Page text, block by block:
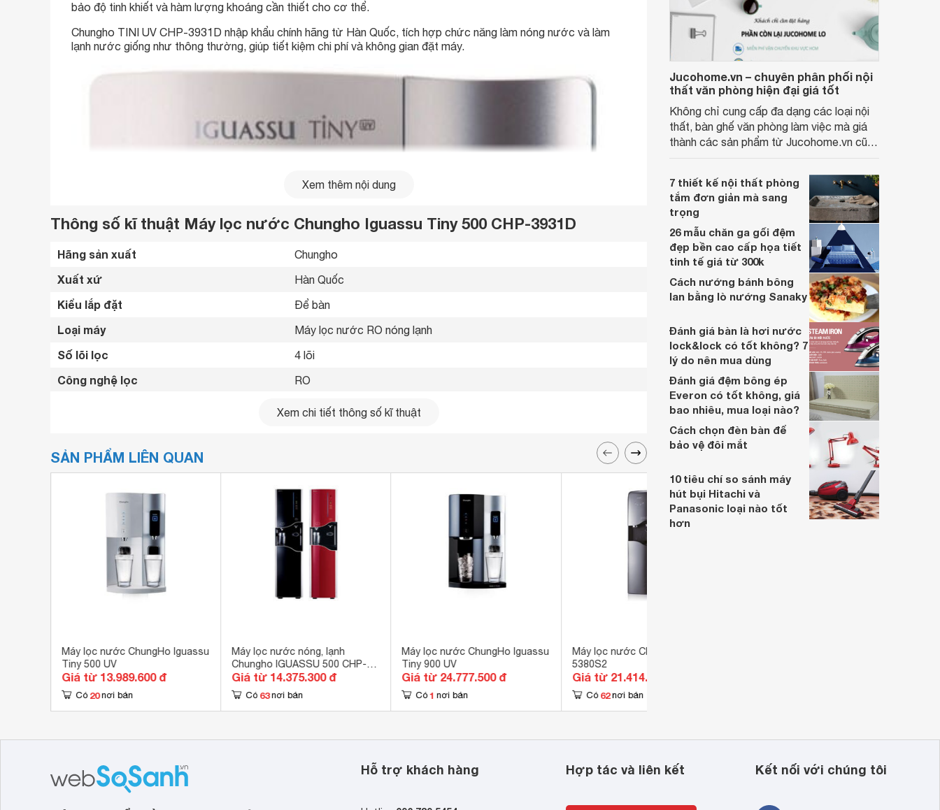
bảo độ tinh khiết và hàm lượng khoáng cần thiết cho cơ thể.
Chungho TINI UV CHP-3931D nhập khẩu chính hãng từ Hàn Quốc, tích hợp chức năng làm nóng nước và làm
lạnh nước giống như thông thường, giúp tiết kiệm chi phí và không gian đặt máy.
Xem thêm nội dung
Thông số kĩ thuật Máy lọc nước Chungho Iguassu Tiny 500 CHP-3931D
Hãng sản xuất Chungho
Xuất xứ Hàn Quốc
Kiểu lắp đặt Để bàn
Loại máy Máy lọc nước RO nóng lạnh
Số lõi lọc 4 lõi
Công nghệ lọc RO
8.2 lít
Công nghệ kháng khuẩn
Chất liệu vỏ tủ Kim loại
Hệ thống làm nóng trực tiếp hoặc gián tiếp
Van chống rò rỉ nước thông minh
Cảm biến mực nước quang học
Công nghệ tuần hoàn nước tự nhiên 24H
Điều khiển bằng cảm ứng
Khối lượng 19.3 kg
Xem chi tiết thông số kĩ thuật
SẢN PHẨM LIÊN QUAN
Máy lọc nước ChungHo Iguassu
Tiny 500 UV
Giá từ 13.989.600 đ
Có 20 nơi bán
Máy lọc nước nóng, lạnh
Chungho IGUASSU 500 CHP-
3720S
Giá từ 14.375.300 đ
Có 63 nơi bán
Máy lọc nước ChungHo Iguassu
Tiny 900 UV
Giá từ 24.777.500 đ
Có 1 nơi bán
Máy lọc nước ChungHo CHP-
5380S2
Giá từ 21.414.600 đ
Có 62 nơi bán
Jucohome.vn – chuyên phân phối nội
thất văn phòng hiện đại giá tốt
Không chỉ cung cấp đa dạng các loại nội
thất, bàn ghế văn phòng làm việc mà giá
thành các sản phẩm từ Jucohome.vn cũng
7 thiết kế nội thất phòng
tắm đơn giản mà sang
trọng
26 mẫu chăn ga gối đệm
đẹp bền cao cấp họa tiết
tinh tế giá từ 300k
Cách nướng bánh bông
lan bằng lò nướng Sanaky
Đánh giá bàn là hơi nước
lock&lock có tốt không? 7
lý do nên mua dùng
Đánh giá đệm bông ép
Everon có tốt không, giá
bao nhiêu, mua loại nào?
Cách chọn đèn bàn để
bảo vệ đôi mắt
10 tiêu chí so sánh máy
hút bụi Hitachi và
Panasonic loại nào tốt
hơn
Hỗ trợ khách hàng Hợp tác và liên kết Kết nối với chúng tôi